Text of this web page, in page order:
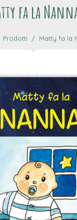
fa la
Prodotti Matty fa la